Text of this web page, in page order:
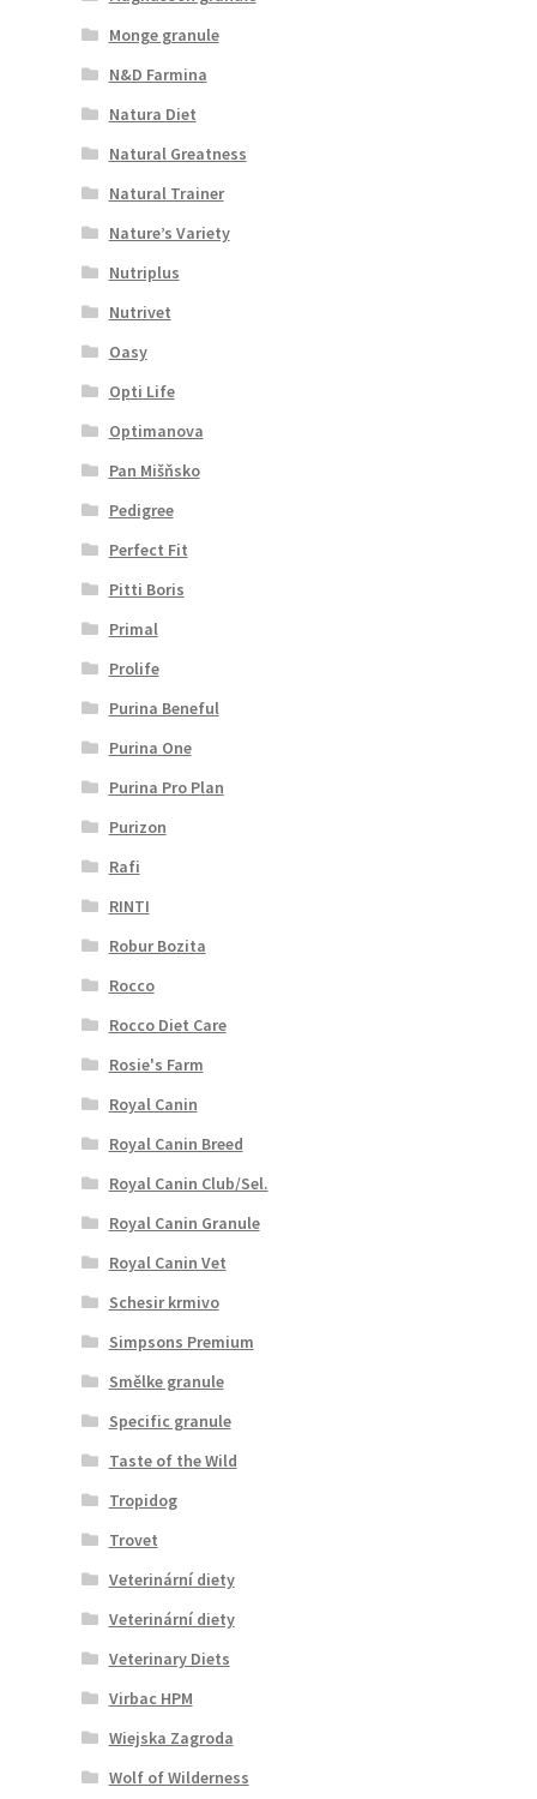
Monge granule
N&D Farmina
Natura Diet
Natural Greatness
Natural Trainer
Nature’s Variety
Nutriplus
Nutrivet
Oasy
Opti Life
Optimanova
Pan Mišňsko
Pedigree
Perfect Fit
Pitti Boris
Primal
Prolife
Purina Beneful
Purina One
Purina Pro Plan
Purizon
Rafi
RINTI
Robur Bozita
Rocco
Rocco Diet Care
Rosie's Farm
Royal Canin
Royal Canin Breed
Royal Canin Club/Sel.
Royal Canin Granule
Royal Canin Vet
Schesir krmivo
Simpsons Premium
Smělke granule
Specific granule
Taste of the Wild
Tropidog
Trovet
Veterinární diety
Veterinární diety
Veterinary Diets
Virbac HPM
Wiejska Zagroda
Wolf of Wilderness